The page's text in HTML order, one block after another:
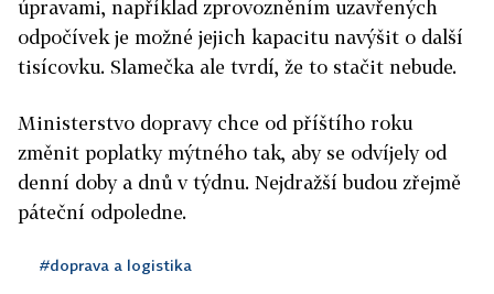
úpravami, například zprovozněním uzavřených
odpočívek je možné jejich kapacitu navýšit o další
tisícovku. Slamečka ale tvrdí, že to stačit nebude.
Ministerstvo dopravy chce od příštího roku
změnit poplatky mýtného tak, aby se odvíjely od
denní doby a dnů v týdnu. Nejdražší budou zřejmě
páteční odpoledne.
#doprava a logistika